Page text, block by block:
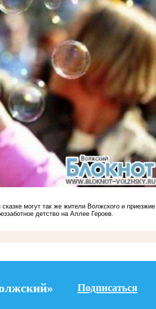
могут так же жители Волжского и приезжие
детство на Аллее Героев.
Подписаться